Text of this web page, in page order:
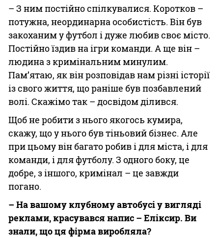
– З ним постійно спілкувалися. Коротков –
потужна, неординарна особистість. Він був
закоханим у футбол і дуже любив своє місто.
Постійно їздив на ігри команди. А ще він –
людина з кримінальним минулим.
Пам’ятаю, як він розповідав нам різні історії
із свого життя, що раніше був позбавлений
волі. Скажімо так – досвідом ділився.
Щоб не робити з нього якогось кумира,
скажу, що у нього був тіньовий бізнес. Але
при цьому він багато робив і для міста, і для
команди, і для футболу. З одного боку, це
добре, з іншого, кримінал – це завжди
погано.
– На вашому клубному автобусі у вигляді
реклами, красувався напис – Еліксир. Ви
знали, що ця фірма виробляла?